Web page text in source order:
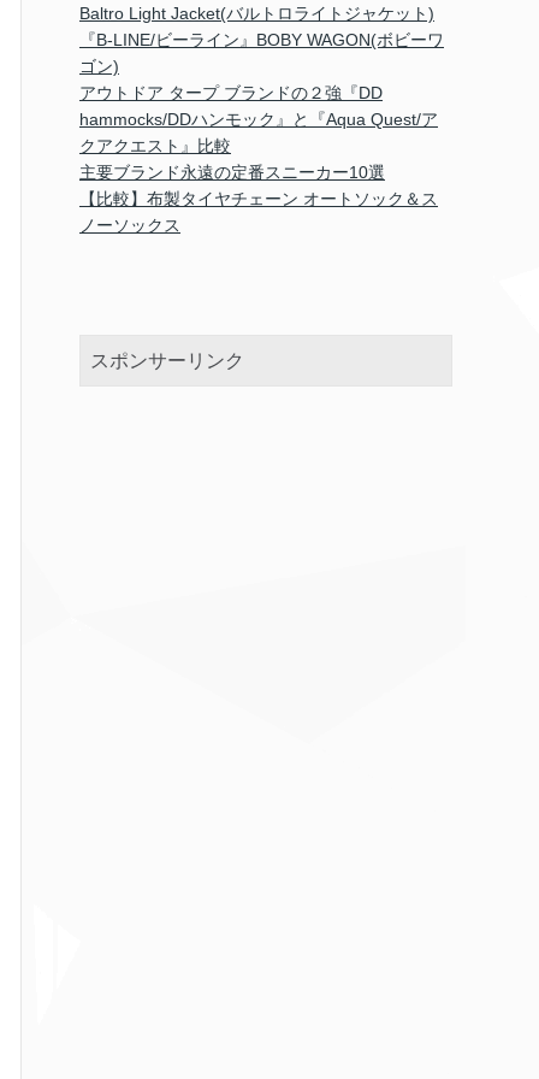
Baltro Light Jacket(バルトロライトジャケット)
『B-LINE/ビーライン』BOBY WAGON(ボビーワ
ゴン)
アウトドア タープ ブランドの２強『DD
hammocks/DDハンモック』と『Aqua Quest/ア
クアクエスト』比較
主要ブランド永遠の定番スニーカー10選
【比較】布製タイヤチェーン オートソック＆ス
ノーソックス
スポンサーリンク